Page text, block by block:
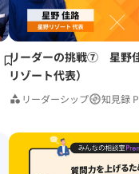
リーダーの挑戦⑦ 星野
リゾート代表）
リーダーシップ 知見録